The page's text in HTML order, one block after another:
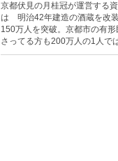
京都伏見の月桂冠が運営する
は 明治42年建造の酒蔵を改
150万人を突破。京都市の有
さってる方も200万人の1人で